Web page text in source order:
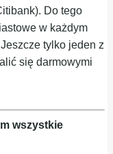
Do tego
w każdym
tylko jeden z
się darmowymi
wszystkie